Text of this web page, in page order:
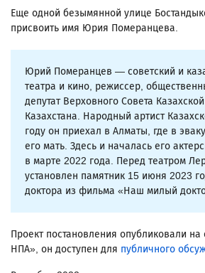
Еще одной безымянной улице
присвоить имя Юрия Померанцева.
Юрий Померанцев — советский и
театра и кино, режиссер,
депутат Верховного Совета
Казахстана. Народный артист
году он приехал в Алматы, где в
его мать. Здесь и началась его
в марте 2022 года. Перед театром
установлен памятник 15 июня 2023
доктора из фильма «Наш милый
Проект постановления опубликовали на
НПА», он доступен для публичного